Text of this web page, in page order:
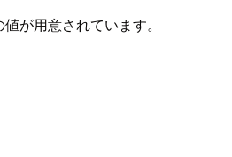
が用意されています。